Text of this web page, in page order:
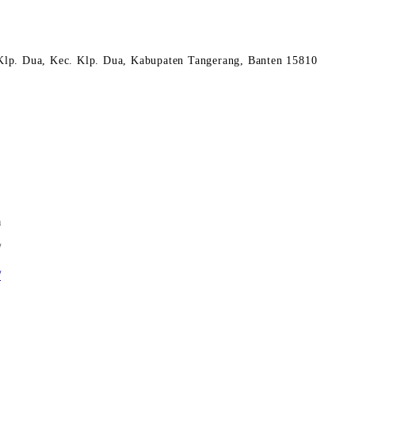
Dua, Kec. Klp. Dua, Kabupaten Tangerang, Banten 15810